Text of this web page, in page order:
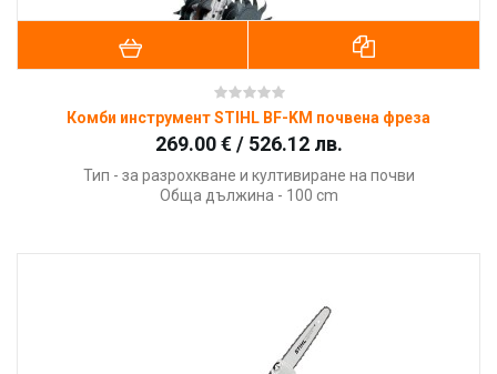
Комби инструмент STIHL BF-KM почвена фреза
269.00 € / 526.12 лв.
Тип - за разрохкване и култивиране на почви
Обща дължина - 100 cm